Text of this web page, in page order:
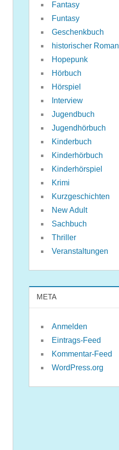
Fantasy
Funtasy
Geschenkbuch
historischer Roman
Hopepunk
Hörbuch
Hörspiel
Interview
Jugendbuch
Jugendhörbuch
Kinderbuch
Kinderhörbuch
Kinderhörspiel
Krimi
Kurzgeschichten
New Adult
Sachbuch
Thriller
Veranstaltungen
META
Anmelden
Eintrags-Feed
Kommentar-Feed
WordPress.org